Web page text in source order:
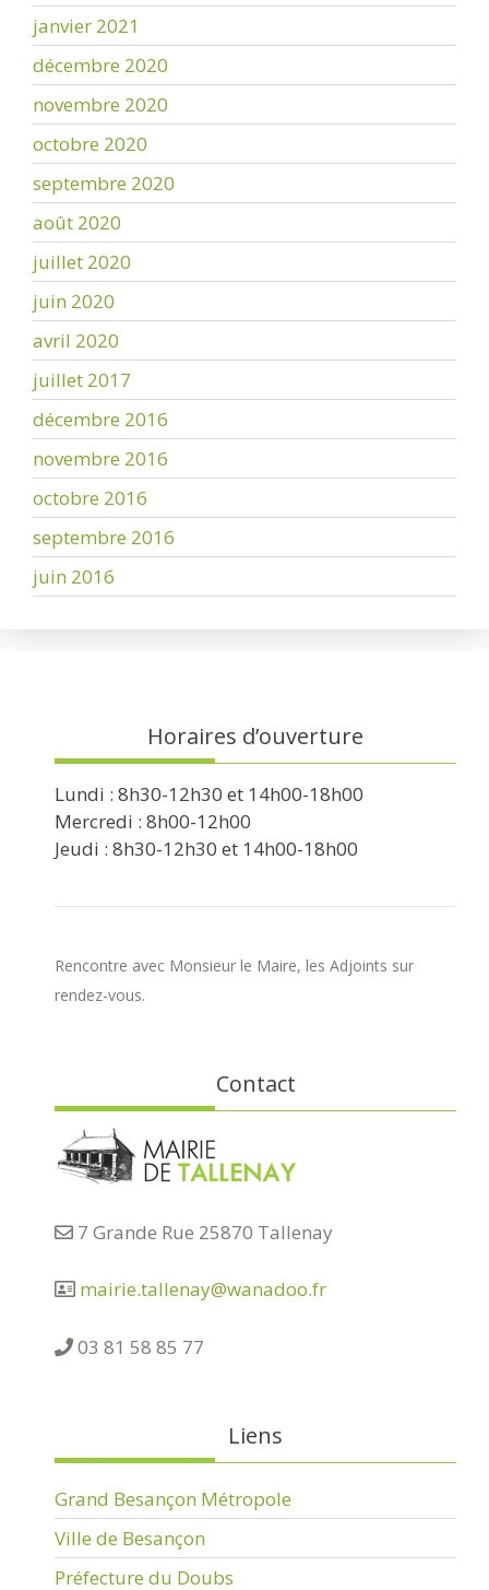
janvier 2021
décembre 2020
novembre 2020
octobre 2020
septembre 2020
août 2020
juillet 2020
juin 2020
avril 2020
juillet 2017
décembre 2016
novembre 2016
octobre 2016
septembre 2016
juin 2016
Horaires d’ouverture
Lundi : 8h30-12h30 et 14h00-18h00
Mercredi : 8h00-12h00
Jeudi : 8h30-12h30 et 14h00-18h00
Rencontre avec Monsieur le Maire, les Adjoints sur
rendez-vous.
Contact
7 Grande Rue 25870 Tallenay
mairie.tallenay@wanadoo.fr
03 81 58 85 77
Liens
Grand Besançon Métropole
Ville de Besançon
Préfecture du Doubs